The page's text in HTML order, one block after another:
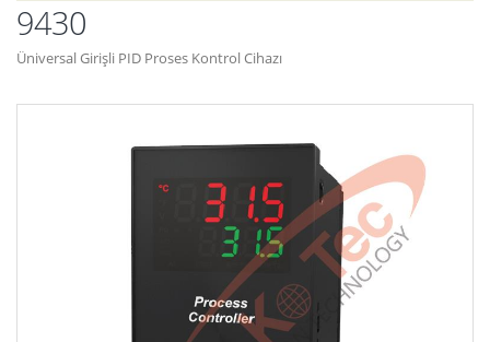
9430
Üniversal Girişli PID Proses Kontrol Cihazı